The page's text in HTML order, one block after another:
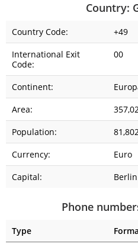
Country:
Country Code:
+49
International Exit
Code:
00
Continent:
Area:
Population:
Currency:
Euro
Capital:
Berlin
Phone
Type